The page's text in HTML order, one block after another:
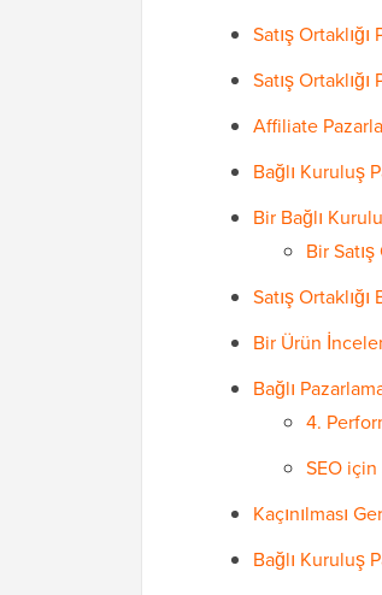
Satış
Satış
Affiliate
Bağlı Kuruluş
Bir Bağlı
Bir
Satış Ortaklığı
Bir Ürün
Bağlı
4.
SEO
Kaçınılması
Bağlı Kuruluş